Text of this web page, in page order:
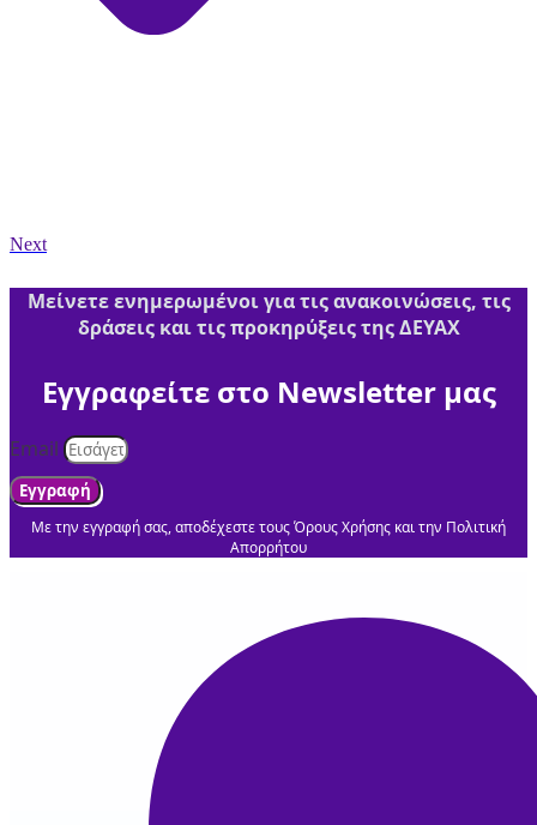
Next
Μείνετε ενημερωμένοι για τις ανακοινώσεις, τις
δράσεις και τις προκηρύξεις της ΔΕΥΑΧ
Εγγραφείτε στο Newsletter μας
Email
Εγγραφή
Με την εγγραφή σας, αποδέχεστε τους Όρους Χρήσης και την Πολιτική
Απορρήτου